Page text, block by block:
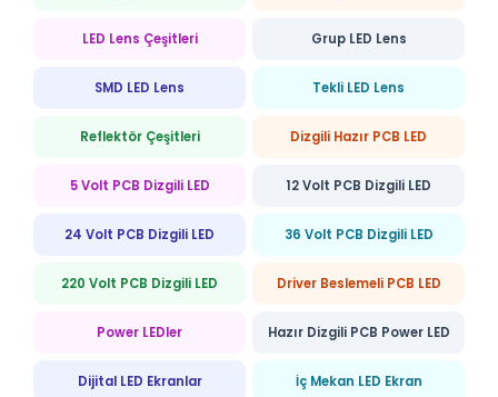
LED Lens Çeşitleri Grup LED Lens
SMD LED Lens Tekli LED Lens
Reflektör Çeşitleri Dizgili Hazır PCB LED
5 Volt PCB Dizgili LED 12 Volt PCB Dizgili LED
24 Volt PCB Dizgili LED 36 Volt PCB Dizgili LED
220 Volt PCB Dizgili LED Driver Beslemeli PCB LED
Power LEDler Hazır Dizgili PCB Power LED
Dijital LED Ekranlar İç Mekan LED Ekran